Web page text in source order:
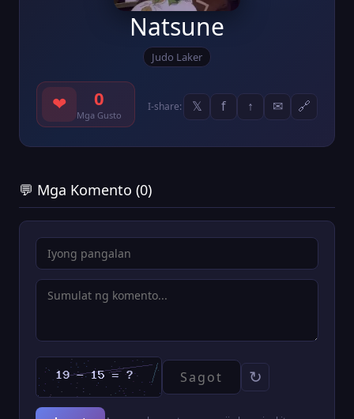
Natsune
Judo Laker
❤ 0
Mga Gusto
I-share: 𝕏 f ↑ ✉ 🔗
💬 Mga Komento (0)
↻